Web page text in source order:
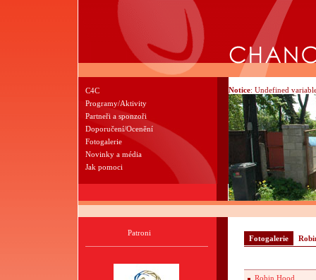
C4C
Programy/Aktivity
Partneři a sponzoři
Doporučení/Ocenění
Fotogalerie
Novinky a média
Jak pomoci
Notice: Undefined
Patroni
Fotogalerie
Robin Hood